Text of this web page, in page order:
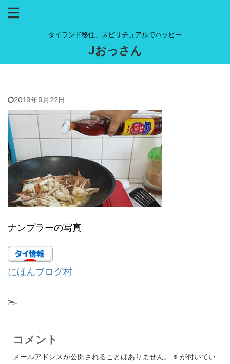
タイランド移住、スピリチュアルでハッピー
Jおっさん
2019年9月22日
ナンプラーの写真
にほんブログ村
-
コメント
メールアドレスが公開されることはありません。 ※ が付いてい